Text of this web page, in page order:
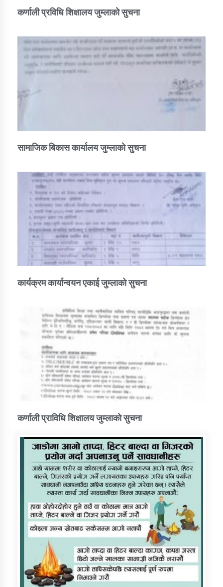
कर्णाली प्रविधि शिक्षालय जुम्लाको सुचना
सामाजिक बिकास कार्यालय जुम्लाकाे सुचना
कार्यक्रम कार्यान्वयन एकाई जुम्लाको सुचना
कर्णाली प्राविधि शिक्षालय जुम्लाको सुचना